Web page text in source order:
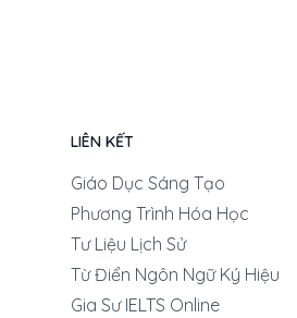
LIÊN KẾT
Giáo Dục Sáng Tạo
Phương Trình Hóa Học
Tư Liệu Lịch Sử
Từ Điển Ngôn Ngữ Ký Hiệu
Gia Sư IELTS Online